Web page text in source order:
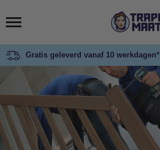
Gratis geleverd vanaf 10 werkdagen*